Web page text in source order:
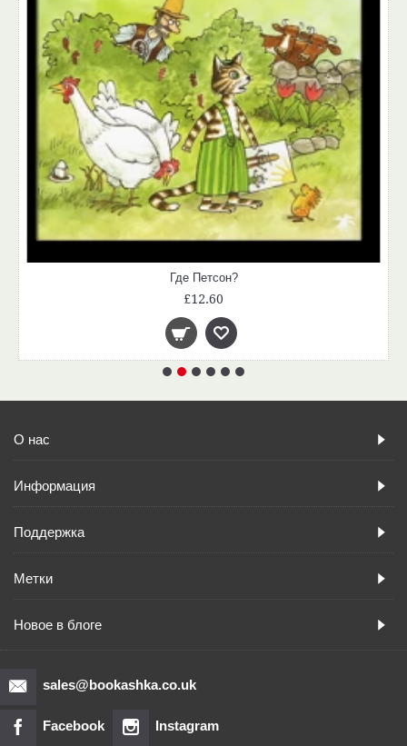
Где Петсон?
£12.60
О нас
Информация
Поддержка
Метки
Новое в блоге
sales@bookashka.co.uk
Facebook Instagram